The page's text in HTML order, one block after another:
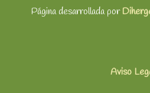
Página desarrollada por
Aviso